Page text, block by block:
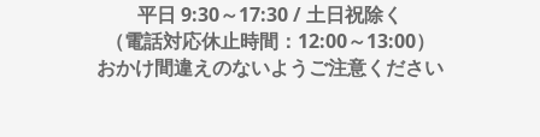
エアーポール 金具セット 大型(およそ50-65インチ)
エアーポール オプションパーツ
時間指定は下記の通りです。平日 9:30～17:30 / 土日祝除く
（電話対応休止時間：12:00～13:00）
おかけ間違えのないようご注意ください